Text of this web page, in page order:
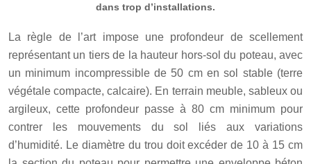
dans trop d’installations.
La règle de l’art impose une profondeur de scellement
représentant un tiers de la hauteur hors-sol du poteau, avec
un minimum incompressible de 50 cm en sol stable (terre
végétale compacte, calcaire). En terrain meuble, sableux ou
argileux, cette profondeur passe à 80 cm minimum pour
contrer les mouvements du sol liés aux variations
d’humidité. Le diamètre du trou doit excéder de 10 à 15 cm